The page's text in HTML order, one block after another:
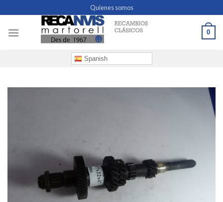
to
content
Quienes somos
0
Spanish